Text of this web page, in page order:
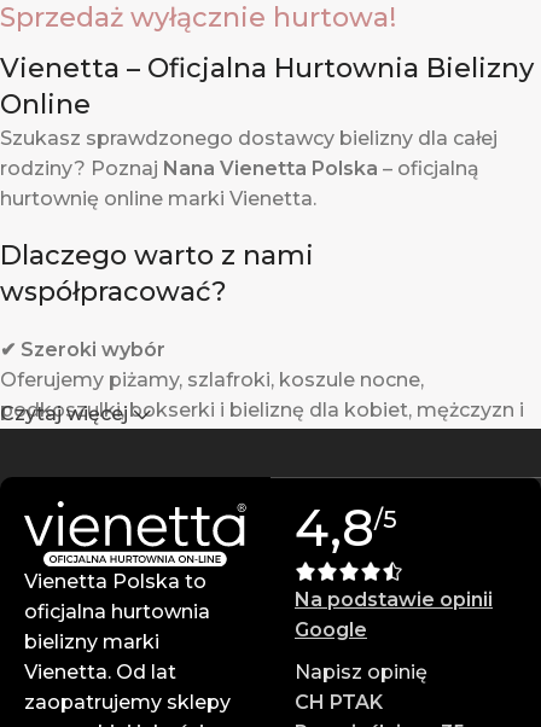
Sprzedaż wyłącznie hurtowa!
Vienetta – Oficjalna Hurtownia Bielizny
Online
Szukasz sprawdzonego dostawcy bielizny dla całej
rodziny? Poznaj Nana Vienetta Polska – oficjalną
hurtownię online marki Vienetta.
Dlaczego warto z nami
współpracować?
✔ Szeroki wybór
Oferujemy piżamy, szlafroki, koszule nocne,
podkoszulki, bokserki i bieliznę dla kobiet, mężczyzn i
Produkty Vienetta powstają w Turcji z wysokiej jakości
materiałów – są trwałe i komfortowe w noszeniu.
✔ Atrakcyjne ceny hurtowe
Zarabiaj więcej dzięki konkurencyjnym cenom i
wysokim marżom.
Czytaj więcej
Vienetta Polska to
oficjalna hurtownia
bielizny marki
Vienetta. Od lat
zaopatrujemy sklepy
4,8/5
Na podstawie opinii
Google
Napisz opinię
CH PTAK